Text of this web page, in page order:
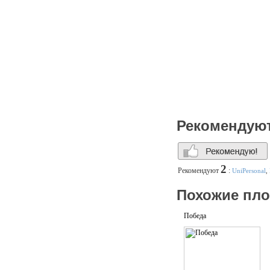
Рекомендуют 2 : UniPersonal
Похожие
Победа